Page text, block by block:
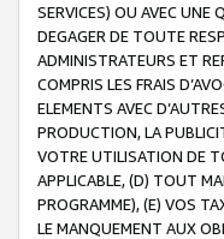
SERVICES) OU AVEC UNE
DEGAGER DE TOUTE
ADMINISTRATEURS ET
COMPRIS LES FRAIS
ELEMENTS AVEC
PRODUCTION, LA
VOTRE UTILISATION DE
APPLICABLE, (D) TOUT
PROGRAMME), (E) VOS
LE MANQUEMENT AUX